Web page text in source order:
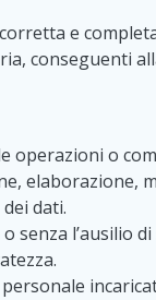
e
conseguenti
o
elaborazione,
dati.
senza